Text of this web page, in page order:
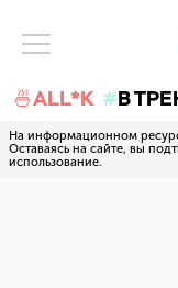
🍜ALL*K В
На информационном
Оставаясь на сайте, вы
использование.